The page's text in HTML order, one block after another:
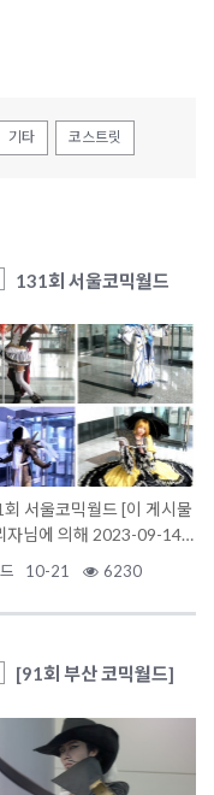
기타 코스트릿
131회 서울코믹월드
회 서울코믹월드 [이 게시물
자님에 의해 2023-09-14 1
행사갤러리에..
10-21 6230
[91회 부산 코믹월드]